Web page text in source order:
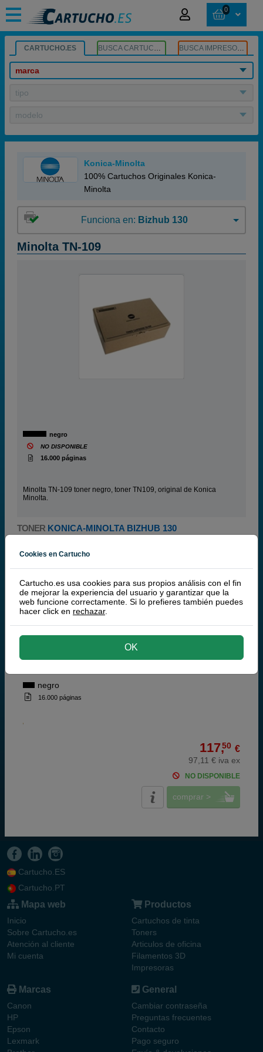
0
CARTUCHO.ES BUSCA CARTUCHOS BUSCA IMPRESORA
marca
tipo
modelo
Konica-Minolta
100% Cartuchos Originales Konica-
Minolta
Funciona en: Bizhub 130
Minolta TN-109
negro
NO DISPONIBLE
16.000 páginas
Minolta TN-109 toner negro, toner TN109, original de Konica
Minolta.
TONER KONICA-MINOLTA BIZHUB 130
Konica-Minolta
100% Cartuchos Originales Konica-Minolta
negro
16.000 páginas
117,50 €
97,11 € iva ex
NO DISPONIBLE
comprar >
Cartucho.ES
Cartucho.PT
Mapa web
Inicio
Sobre Cartucho.es
Atención al cliente
Mi cuenta
Productos
Cartuchos de tinta
Toners
Articulos de oficina
Filamentos 3D
Impresoras
Marcas
Canon
HP
Epson
Lexmark
General
Cambiar contraseña
Preguntas frecuentes
Contacto
Pago seguro
Cookies en Cartucho
Cartucho.es usa cookies para sus propios análisis con el fin
de mejorar la experiencia del usuario y garantizar que la
web funcione correctamente. Si lo prefieres también puedes
hacer click en rechazar.
OK